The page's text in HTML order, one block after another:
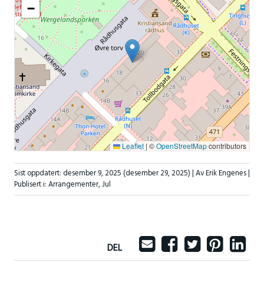
−
Leaflet | ©OpenStreetMapcontributors
Sist oppdatert: desember 9, 2025 (desember 29, 2025)| Av Erik Engenes |
Publisert i:Arrangementer,Jul
DEL